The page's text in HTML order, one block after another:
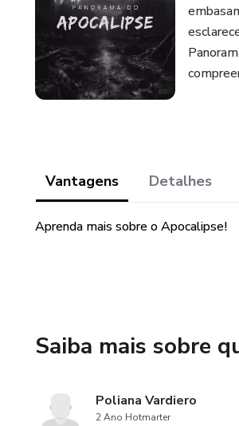
Vantagens Detalhes
Aprenda mais sobre o Apocalipse!
Saiba mais sobre
Poliana Vardiero
2 Ano Hotmarter